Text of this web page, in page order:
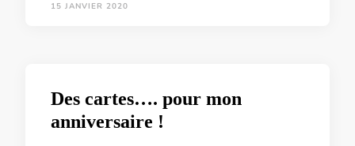
15 JANVIER 2020
Des cartes…. pour mon
anniversaire !